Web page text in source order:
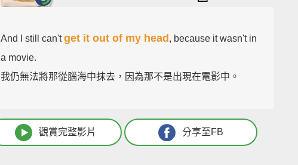
And I still can'tget it out of my head, because it wasn't in
a movie.
我仍無法將那從腦海中抹去，因為那不是出現在電影中。
觀賞完整影片 分享至FB